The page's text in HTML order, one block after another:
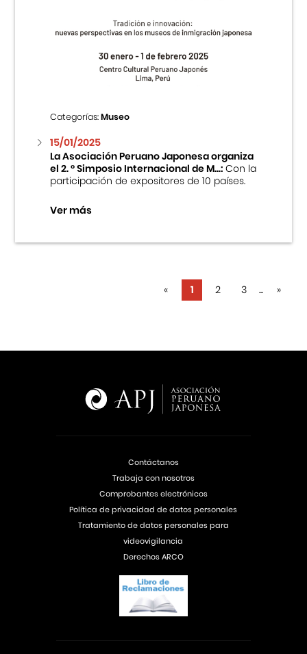
Categorías:Museo
15/01/2025
La Asociación Peruano Japonesa organiza
el 2. ° Simposio Internacional de M...:Con la
participación de expositores de 10 países.
Ver más
« 1 2 3 ... »
Contáctanos
Trabaja con nosotros
Comprobantes electrónicos
Política de privacidad de datos personales
Tratamiento de datos personales para
videovigilancia
Derechos ARCO